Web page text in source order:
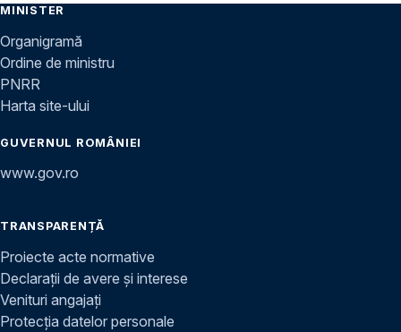
MINISTER
Organigramă
Ordine de ministru
PNRR
Harta site-ului
GUVERNUL ROMÂNIEI
www.gov.ro
TRANSPARENȚĂ
Proiecte acte normative
Declarații de avere și interese
Venituri angajați
Protecția datelor personale